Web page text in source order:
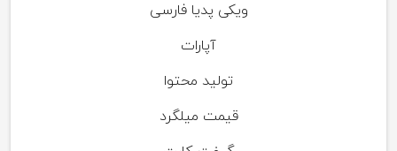
ویکی پدیا فارسی
آپارات
تولید محتوا
قیمت میلگرد